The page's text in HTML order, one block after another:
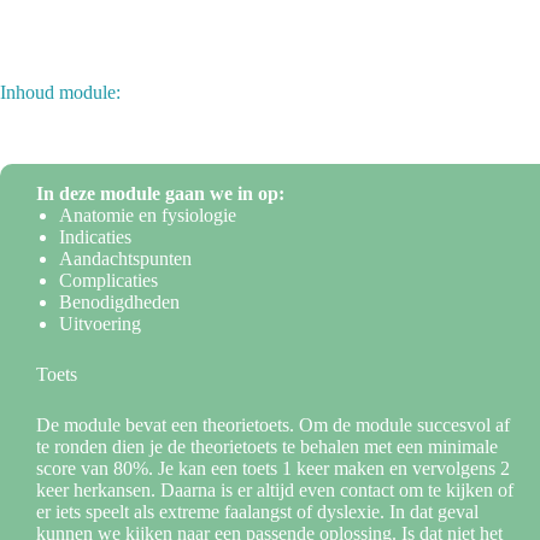
Inhoud module:
In deze module gaan we in op:
Anatomie en fysiologie
Indicaties
Aandachtspunten
Complicaties
Benodigdheden
Uitvoering
Toets
De module bevat een theorietoets. Om de module succesvol af
te ronden dien je de theorietoets te behalen met een minimale
score van 80%. Je kan een toets 1 keer maken en vervolgens 2
keer herkansen. Daarna is er altijd even contact om te kijken of
er iets speelt als extreme faalangst of dyslexie. In dat geval
kunnen we kijken naar een passende oplossing. Is dat niet het